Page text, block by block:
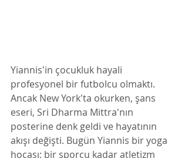
Yiannis'in çocukluk hayali
profesyonel bir futbolcu olmaktı.
Ancak New York'ta okurken, şans
eseri, Sri Dharma Mittra'nın
posterine denk geldi ve hayatının
akışı değişti. Bugün Yiannis bir yoga
hocası; bir sporcu kadar atletizm